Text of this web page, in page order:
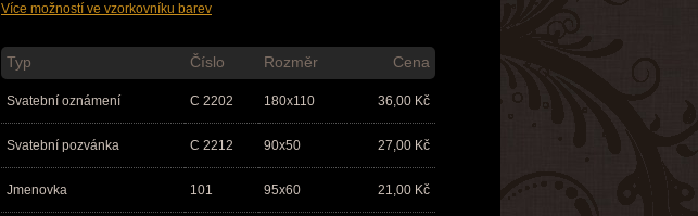
Více možností ve vzorkovníku barev
Typ Číslo Rozměr Cena
Svatební oznámení C 2202 180x110 36,00 Kč
Svatební pozvánka C 2212 90x50 27,00 Kč
Jmenovka 101 95x60 21,00 Kč